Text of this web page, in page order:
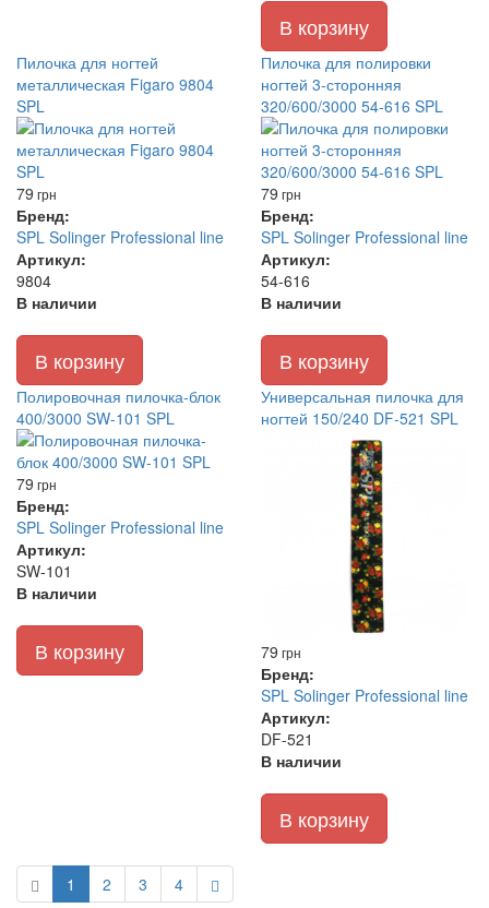
В корзину
Пилочка для ногтей
металлическая Figaro 9804
SPL
79 грн
Бренд:
SPL Solinger Professional line
Артикул:
9804
В наличии
В корзину
Пилочка для полировки
ногтей 3-сторонняя
320/600/3000 54-616 SPL
79 грн
Бренд:
SPL Solinger Professional line
Артикул:
54-616
В наличии
В корзину
Полировочная пилочка-блок
400/3000 SW-101 SPL
79 грн
Бренд:
SPL Solinger Professional line
Артикул:
SW-101
В наличии
В корзину
Универсальная пилочка для
ногтей 150/240 DF-521 SPL
79 грн
Бренд:
SPL Solinger Professional line
Артикул:
DF-521
В наличии
В корзину
1 2 3 4